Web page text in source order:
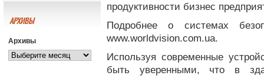
АРХИВЫ
Архивы
продуктивности бизнес
Подробнее о системах
www.worldvision.com.ua.
Используя современные
быть уверенными, что в